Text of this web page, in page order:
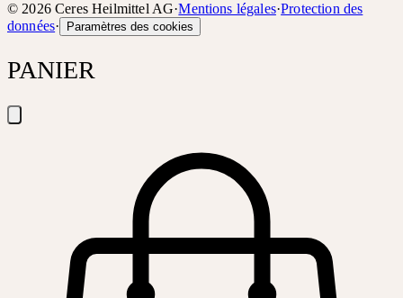
© 2026 Ceres Heilmittel AG·Mentions légales·Protection des
données· Paramètres des cookies
PANIER